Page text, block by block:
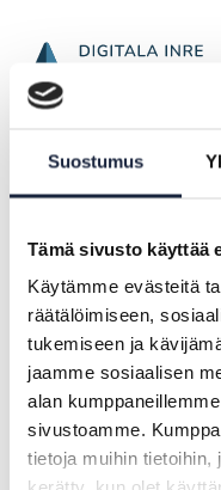
Suostumus
Tämä sivusto käyttää
Käytämme evästeitä
räätälöimiseen,
tukemiseen ja
jaamme sosiaalisen
alan
sivustoamme.
tietoja muihin tietoihin,
Framsida
Nyhetsbrev från
NYHET |
Nyhetsbrev
2025
Nyhetsbrev bara